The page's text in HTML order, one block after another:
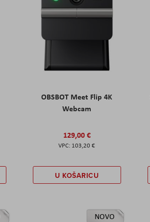
OBSBOT Meet Flip 4K
Webcam
129,00 €
103,20 €
U KOŠARICU
NOVO